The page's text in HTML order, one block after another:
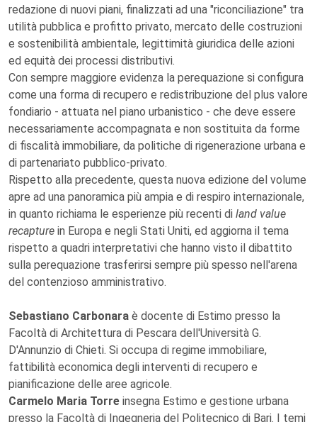
redazione di nuovi piani, finalizzati ad una "riconciliazione" tra
utilità pubblica e profitto privato, mercato delle costruzioni
e sostenibilità ambientale, legittimità giuridica delle azioni
ed equità dei processi distributivi.
Con sempre maggiore evidenza la perequazione si configura
come una forma di recupero e redistribuzione del plus valore
fondiario - attuata nel piano urbanistico - che deve essere
necessariamente accompagnata e non sostituita da forme
di fiscalità immobiliare, da politiche di rigenerazione urbana e
di partenariato pubblico-privato.
Rispetto alla precedente, questa nuova edizione del volume
apre ad una panoramica più ampia e di respiro internazionale,
in quanto richiama le esperienze più recenti di land value
recapture in Europa e negli Stati Uniti, ed aggiorna il tema
rispetto a quadri interpretativi che hanno visto il dibattito
sulla perequazione trasferirsi sempre più spesso nell'arena
del contenzioso amministrativo.
Sebastiano Carbonara è docente di Estimo presso la
Facoltà di Architettura di Pescara dell'Università G.
D'Annunzio di Chieti. Si occupa di regime immobiliare,
fattibilità economica degli interventi di recupero e
pianificazione delle aree agricole.
Carmelo Maria Torre insegna Estimo e gestione urbana
presso la Facoltà di Ingegneria del Politecnico di Bari. I temi